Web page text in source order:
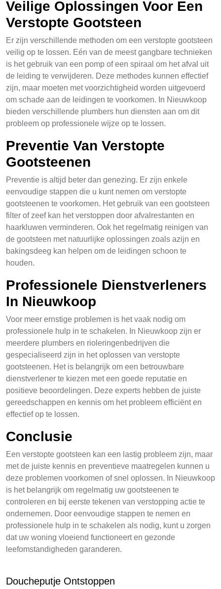
Veilige Oplossingen Voor Een
Verstopte Gootsteen
Er zijn verschillende methoden om een verstopte gootsteen
veilig op te lossen. Eén van de meest gangbare technieken
is het gebruik van een pomp of een spiraal om het afval uit
de leiding te verwijderen. Deze methodes kunnen effectief
zijn, maar moeten met voorzichtigheid worden uitgevoerd
om schade aan de leidingen te voorkomen. In Nieuwkoop
bieden verschillende plumbers hun diensten aan om dit
probleem op professionele wijze op te lossen.
Preventie Van Verstopte
Gootsteenen
Preventie is altijd beter dan genezing. Er zijn enkele
eenvoudige stappen die u kunt nemen om verstopte
gootsteenen te voorkomen. Het gebruik van een gootsteen
filter of zeef kan het verstoppen door afvalrestanten en
haarkluwen verminderen. Ook het regelmatig reinigen van
de gootsteen met natuurlijke oplossingen zoals azijn en
bakingsdeeg kan helpen om de leidingen schoon te
houden.
Professionele Dienstverleners
In Nieuwkoop
Voor meer ernstige problemen is het vaak nodig om
professionele hulp in te schakelen. In Nieuwkoop zijn er
meerdere plumbers en rioleringenbedrijven die
gespecialiseerd zijn in het oplossen van verstopte
gootsteenen. Het is belangrijk om een betrouwbare
dienstverlener te kiezen met een goede reputatie en
positieve beoordelingen. Deze experts hebben de juiste
gereedschappen en kennis om het probleem efficiënt en
effectief op te lossen.
Conclusie
Een verstopte gootsteen kan een lastig probleem zijn, maar
met de juiste kennis en preventieve maatregelen kunnen u
deze problemen voorkomen of snel oplossen. In Nieuwkoop
is het belangrijk om regelmatig uw gootsteenen te
controleren en bij eerste tekenen van verstopping actie te
ondernemen. Door eenvoudige stappen te nemen en
professionele hulp in te schakelen als nodig, kunt u zorgen
dat uw woning vloeiend functioneert en gezonde
leefomstandigheden garanderen.
Doucheputje Ontstoppen